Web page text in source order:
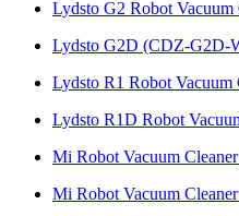
Lydsto G2 Robot
Lydsto G2D (CDZ-G2D-
Lydsto R1 Robot
Lydsto R1D Robot
Mi Robot Vacuum
Mi Robot Vacuum